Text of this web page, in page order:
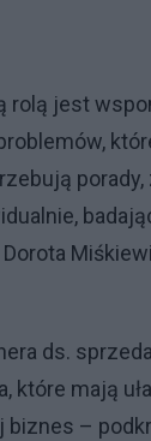
rolą jest
ds.
mają
–